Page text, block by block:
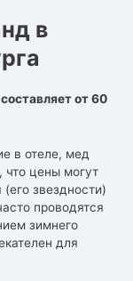
в
от 60
в отеле, мед
что цены могут
звездности)
проводятся
зимнего
для